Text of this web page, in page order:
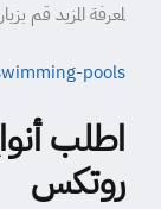
لمعرفة المزيد قم
pools/
اطلب
روتكس